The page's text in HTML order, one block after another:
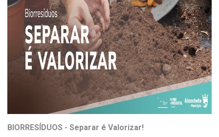
BIORRESÍDUOS - Separar é Valorizar!